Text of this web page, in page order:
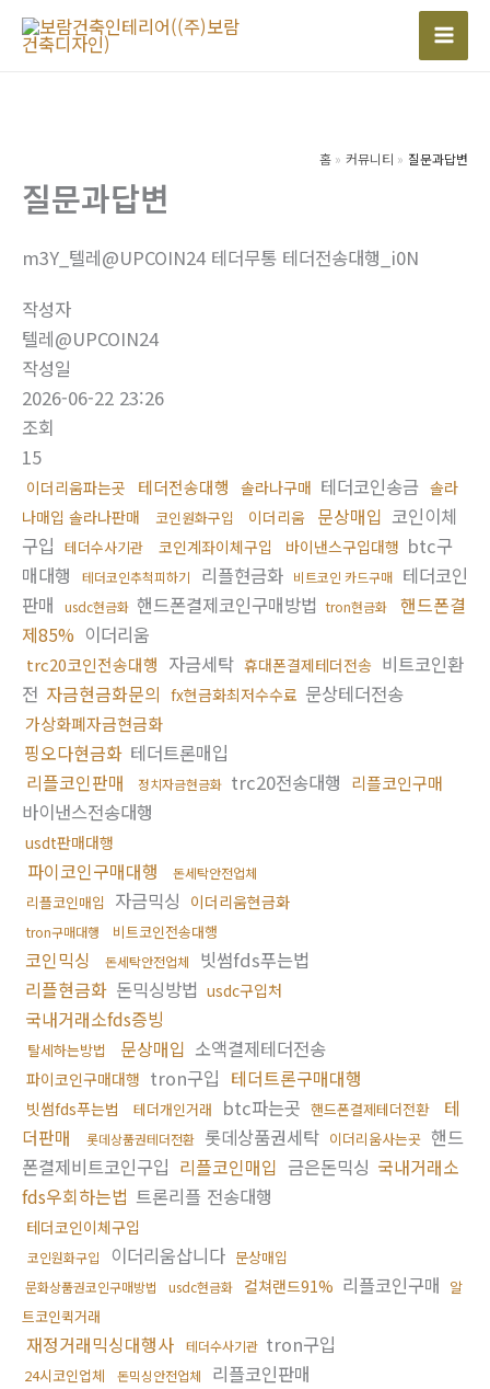
Main
홈 커뮤니티 질문과답변
질문과답변
m3Y_텔레@UPCOIN24 테더무통 테더전송대행_i0N
작성자
텔레@UPCOIN24
작성일
2026-06-22 23:26
조회
15
이더리움파는곳 테더전송대행 솔라나구매 테더코인송금 솔라
나매입 솔라나판매
코인원화구입 이더리움 문상매입 코인이체
구입 테더수사기관 코인계좌이체구입 바이낸스구입대행 btc구
매대행
테더코인추척피하기 리플현금화 비트코인 카드구매 테더코인
판매
usdc현금화 핸드폰결제코인구매방법 tron현금화
핸드폰결
제85% 이더리움
trc20코인전송대행 자금세탁 휴대폰결제테더전송 비트코인환
전 자금현금화문의 fx현금화최저수수료 문상테더전송
가상화폐자금현금화
핑오다현금화 테더트론매입
리플코인판매
정치자금현금화 trc20전송대행 리플코인구매
바이낸스전송대행
usdt판매대행
파이코인구매대행 돈세탁안전업체
리플코인매입 자금믹싱 이더리움현금화
tron구매대행 비트코인전송대행
코인믹싱 돈세탁안전업체
빗썸fds푸는법
리플현금화 돈믹싱방법 usdc구입처
국내거래소fds증빙
탈세하는방법 문상매입 소액결제테더전송
파이코인구매대행 tron구입 테더트론구매대행
빗썸fds푸는법 테더개인거래 btc파는곳 핸드폰결제테더전환
테
더판매
롯데상품권테더전환 롯데상품권세탁 이더리움사는곳 핸드
폰결제비트코인구입 리플코인매입 금은돈믹싱 국내거래소
fds우회하는법 트론리플 전송대행
테더코인이체구입
코인원화구입 이더리움삽니다 문상매입
문화상품권코인구매방법 usdc현금화 컬쳐랜드91% 리플코인구매 알
트코인퀵거래
재정거래믹싱대행사 테더수사기관 tron구입
24시코인업체 돈믹싱안전업체 리플코인판매